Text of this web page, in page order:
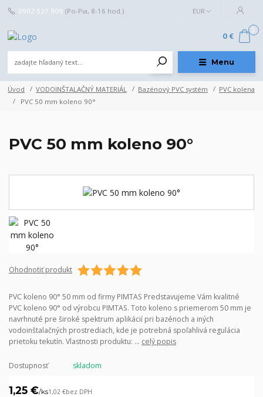
Menu
EUR
0902 527 909 (Po-Pia, 8-16 hod.)
0
0 €
Úvod VODOINŠTALAČNÝ MATERIÁL Bazénový PVC systém
PVC kolena
PVC 50 mm koleno 90°
PVC 50 mm koleno 90°
Ohodnotiť produkt
PVC koleno 90° 50 mm od firmy PIMTAS Predstavujeme Vám kvalitné
PVC koleno 90° od výrobcu PIMTAS. Toto koleno s priemerom 50 mm je
navrhnuté pre široké spektrum aplikácií pri bazénoch a iných
vodoinštalačných prostrediach, kde je potrebná spoľahlivá regulácia
prietoku tekutín. Vlastnosti produktu: ... celý popis
Dostupnosť skladom
1,25 €/ks1,02 €bez DPH